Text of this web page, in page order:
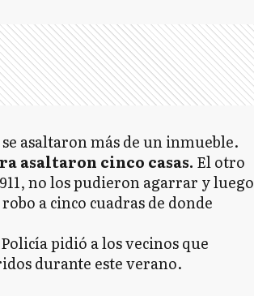
asaltaron más de un inmueble.
asaltaron cinco casas. El otro
no los pudieron agarrar y luego
a cinco cuadras de donde
pidió a los vecinos que
durante este verano.